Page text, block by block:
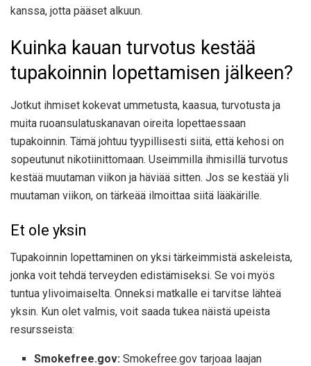
kanssa, jotta pääset alkuun.
Kuinka kauan turvotus kestää
tupakoinnin lopettamisen jälkeen?
Jotkut ihmiset kokevat ummetusta, kaasua, turvotusta ja
muita ruoansulatuskanavan oireita lopettaessaan
tupakoinnin. Tämä johtuu tyypillisesti siitä, että kehosi on
sopeutunut nikotiinittomaan. Useimmilla ihmisillä turvotus
kestää muutaman viikon ja häviää sitten. Jos se kestää yli
muutaman viikon, on tärkeää ilmoittaa siitä lääkärille.
Et ole yksin
Tupakoinnin lopettaminen on yksi tärkeimmistä askeleista,
jonka voit tehdä terveyden edistämiseksi. Se voi myös
tuntua ylivoimaiselta. Onneksi matkalle ei tarvitse lähteä
yksin. Kun olet valmis, voit saada tukea näistä upeista
resursseista:
Smokefree.gov: Smokefree.gov tarjoaa laajan